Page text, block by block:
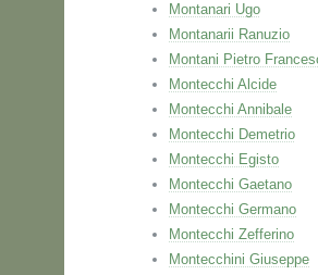
Montanari Ugo
Montanarii Ranuzio
Montani Pietro
Montecchi Alcide
Montecchi Annibale
Montecchi Demetrio
Montecchi Egisto
Montecchi Gaetano
Montecchi Germano
Montecchi Zefferino
Montecchini Giuseppe